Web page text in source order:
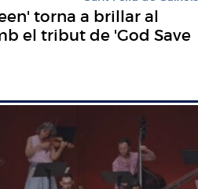
torna a brillar al
el tribut de 'God Save